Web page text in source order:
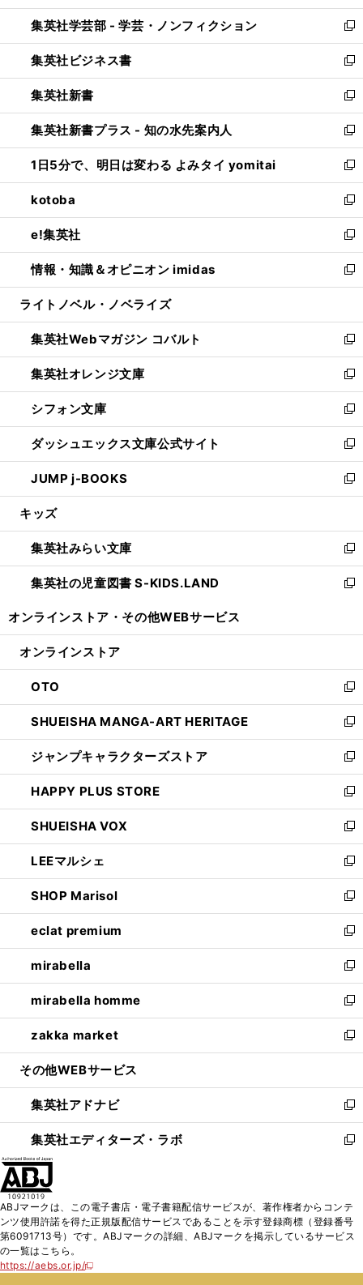
開
く
ウ
で
開
く
ン
ド
ウ
で
開
く
ウ
ィ
ン
ド
ウ
で
開
く
集英社学芸部 - 学芸・ノンフィクション
新
し
い
ウ
ィ
ン
ド
ウ
で
開
く
集英社ビジネス書
新
し
い
ウ
ィ
ン
ド
ウ
で
開
く
集英社新書
新
し
い
ウ
ィ
ン
ド
ウ
で
開
く
集英社新書プラス - 知の水先案内人
新
し
い
ウ
ィ
ン
ド
ウ
で
開
1日5分で、明日は変わる よみタイ yomitai
新
し
い
ウ
ィ
ン
ド
ウ
開
く
kotoba
新
し
い
ウ
ィ
ン
ウ
で
開
く
e!集英社
新
し
い
ウ
ン
ド
ウ
で
開
く
情報・知識＆オピニオン imidas
新
し
ウ
ィ
ン
ド
ウ
で
開
く
ライトノベル・ノベライズ
集英社Webマガジン コバルト
新
し
い
ウ
ィ
ン
ド
ウ
で
開
集英社オレンジ文庫
新
し
い
ウ
ィ
ン
ド
ウ
開
く
シフォン文庫
新
し
い
ウ
ィ
ン
ウ
で
開
く
ダッシュエックス文庫公式サイト
新
し
い
ウ
ン
ド
ウ
で
JUMP j-BOOKS
新
し
ウ
ィ
ン
ド
開
キッズ
集英社みらい文庫
新
し
い
ン
ウ
で
開
く
集英社の児童図書 S-KIDS.LAND
新
ウ
ン
ド
ウ
で
開
く
オンラインストア・ その他WEBサービス
オンラインストア
OTO
新
し
い
ウ
ィ
ン
ド
ウ
で
開
く
SHUEISHA MANGA-ART HERITAGE
新
し
い
ウ
ィ
ン
ド
ウ
で
開
く
ジャンプキャラクターズストア
新
し
い
ウ
ィ
ン
ド
ウ
で
開
く
HAPPY PLUS STORE
新
し
い
ウ
ィ
ン
ド
ウ
で
開
く
SHUEISHA VOX
新
し
い
ウ
ィ
ン
ド
ウ
で
開
く
LEEマルシェ
新
し
い
ウ
ィ
ン
ド
ウ
で
開
く
SHOP Marisol
新
し
い
ウ
ィ
ン
ド
ウ
で
開
eclat premium
新
し
い
ウ
ィ
ン
ド
ウ
開
く
mirabella
新
し
い
ウ
ィ
ン
ウ
で
開
く
mirabella homme
新
し
い
ウ
ン
ド
ウ
で
zakka market
新
し
ウ
ィ
ン
ド
く
その他WEBサービス
集英社アドナビ
新
し
い
ド
ウ
で
集英社エディターズ・ラボ
新
ィ
ン
ド
ABJマークは、この電子書店・電子書籍配信サービスが、著作権者からコンテ
ンツ使用許諾を得た正規版配信サービスであることを示す登録商標（登録番号
第6091713号）です。ABJマークの詳細、ABJマークを掲示しているサービス
の一覧はこちら。
https://aebs.or.jp/
新